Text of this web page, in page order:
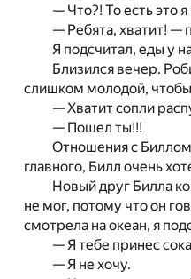
— Что?! То есть это
— Ребята, хватит! —
Я подсчитал, еды у
Близился вечер.
слишком молодой, чтобы
— Хватит сопли
— Пошел ты!!!
Отношения с Биллом
главного, Билл очень
Новый друг Билла
не мог, потому что он
смотрела на океан, я
— Я тебе принес
— Я не хочу.